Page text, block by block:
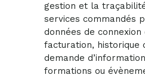
gestion et la
services commandés
données de connexion
facturation, historique
demande
formations ou